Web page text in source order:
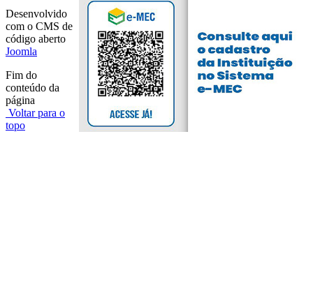
Desenvolvido
com o CMS de
código aberto
Joomla
Fim do
conteúdo da
página
Voltar para o
topo